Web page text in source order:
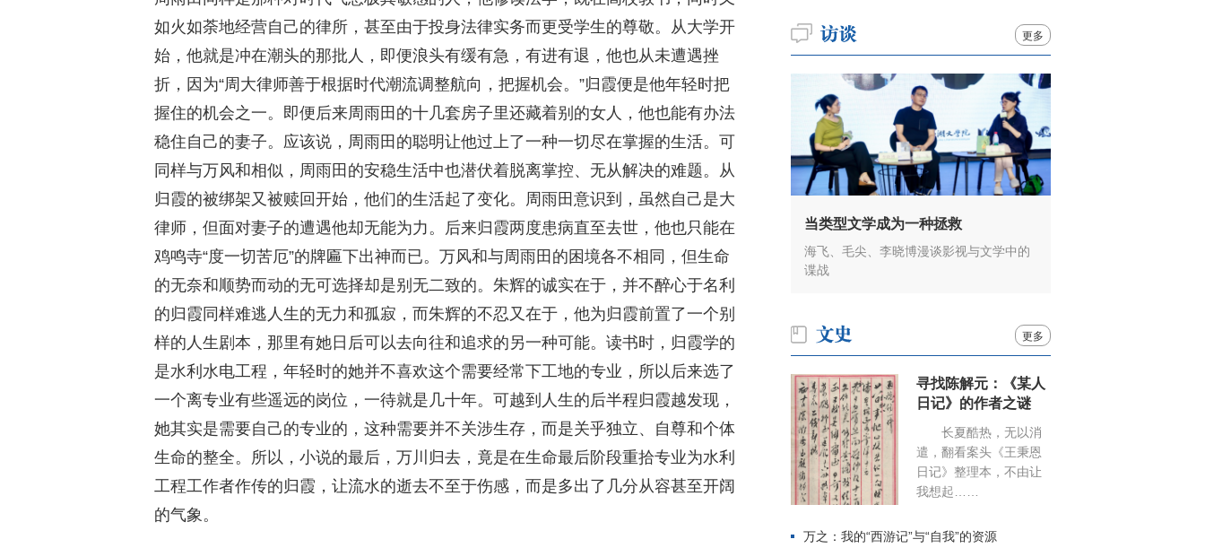
如火如荼地经营自己的律所，甚至由于投身法律实务而更受学生的尊敬。从大学开
始，他就是冲在潮头的那批人，即便浪头有缓有急，有进有退，他也从未遭遇挫
折，因为“周大律师善于根据时代潮流调整航向，把握机会。”归霞便是他年轻时把
握住的机会之一。即便后来周雨田的十几套房子里还藏着别的女人，他也能有办法
稳住自己的妻子。应该说，周雨田的聪明让他过上了一种一切尽在掌握的生活。可
同样与万风和相似，周雨田的安稳生活中也潜伏着脱离掌控、无从解决的难题。从
归霞的被绑架又被赎回开始，他们的生活起了变化。周雨田意识到，虽然自己是大
律师，但面对妻子的遭遇他却无能为力。后来归霞两度患病直至去世，他也只能在
鸡鸣寺“度一切苦厄”的牌匾下出神而已。万风和与周雨田的困境各不相同，但生命
的无奈和顺势而动的无可选择却是别无二致的。朱辉的诚实在于，并不醉心于名利
的归霞同样难逃人生的无力和孤寂，而朱辉的不忍又在于，他为归霞前置了一个别
样的人生剧本，那里有她日后可以去向往和追求的另一种可能。读书时，归霞学的
是水利水电工程，年轻时的她并不喜欢这个需要经常下工地的专业，所以后来选了
一个离专业有些遥远的岗位，一待就是几十年。可越到人生的后半程归霞越发现，
她其实是需要自己的专业的，这种需要并不关涉生存，而是关乎独立、自尊和个体
生命的整全。所以，小说的最后，万川归去，竟是在生命最后阶段重拾专业为水利
工程工作者作传的归霞，让流水的逝去不至于伤感，而是多出了几分从容甚至开阔
的气象。
更多
当类型文学成为一种拯救
海飞、毛尖、李晓博漫谈影视与文学中的
谍战
更多
寻找陈解元：《某人
日记》的作者之谜
长夏酷热，无以消
遣，翻看案头《王秉恩
日记》整理本，不由让
我想起……
万之：我的“西游记”与“自我”的资源